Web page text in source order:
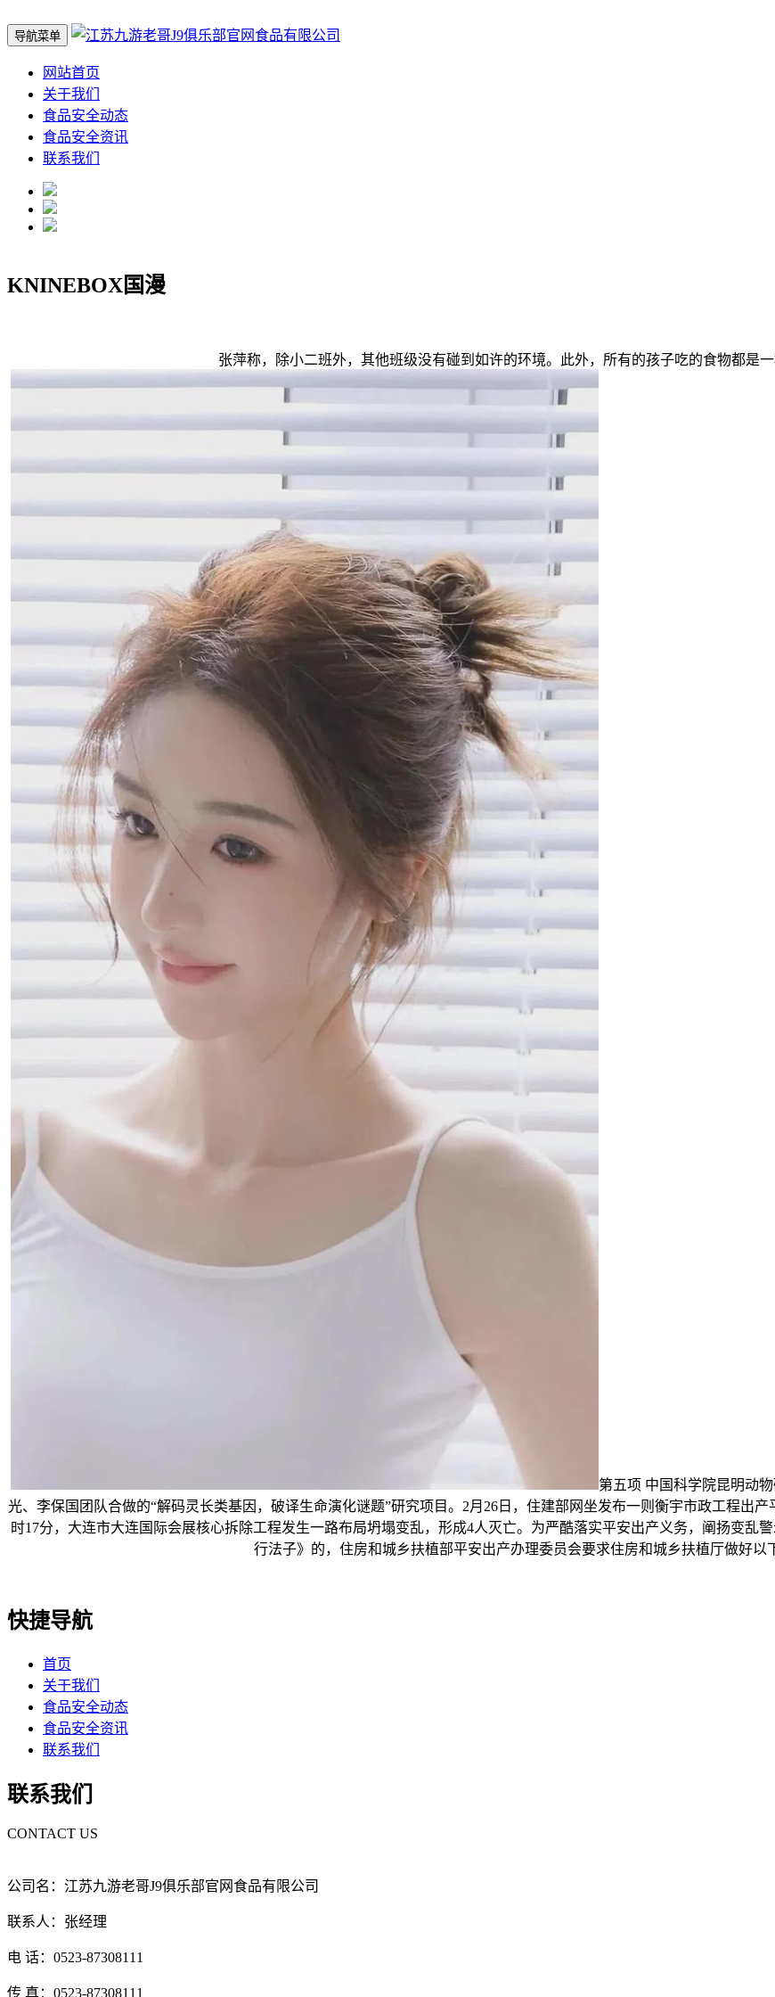
导航菜单
网站首页
关于我们
食品安全动态
食品安全资讯
联系我们
KNINEBOX国漫
张萍称，除小二班外，其他班级没有碰到如许的环境。此外，所有的孩子吃的食物都是一
第五项 中国科学院昆明动
光、李保国团队合做的“解码灵长类基因，破译生命演化谜题”研究项目。2月26日，住建部网坐发布一则衡宇市政工程出
时17分，大连市大连国际会展核心拆除工程发生一路布局坍塌变乱，形成4人灭亡。为严酷落实平安出产义务，阐扬变乱
行法子》的，住房和城乡扶植部平安出产办理委员会要求住房和城乡扶植厅做好以
快捷导航
首页
关于我们
食品安全动态
食品安全资讯
联系我们
联系我们
CONTACT US
公司名：江苏九游老哥J9俱乐部官网食品有限公司
联系人：张经理
电 话：0523-87308111
传 真：0523-87308111